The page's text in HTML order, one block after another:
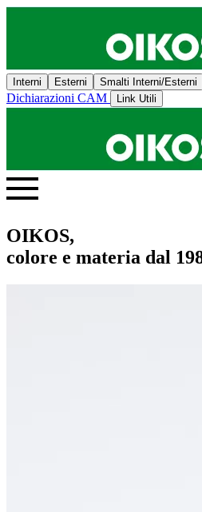
Interni Esterni Smalti Interni/Esterni
Dichiarazioni CAM Link Utili
OIKOS,
colore e materia dal